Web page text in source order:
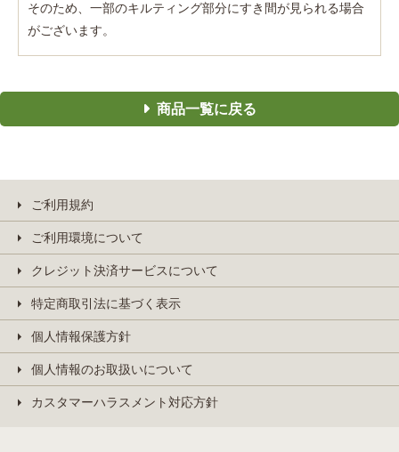
そのため、一部のキルティング部分にすき間が見られる場合
がございます。
商品一覧に戻る
ご利用規約
ご利用環境について
クレジット決済サービスについて
特定商取引法に基づく表示
個人情報保護方針
個人情報のお取扱いについて
カスタマーハラスメント対応方針